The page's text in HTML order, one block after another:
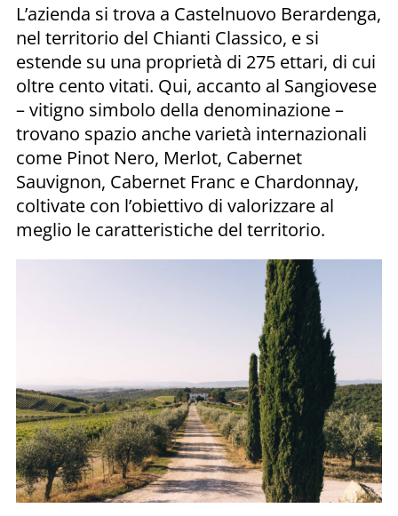
L’azienda si trova a Castelnuovo Berardenga,
nel territorio del Chianti Classico, e si
estende su una proprietà di 275 ettari, di cui
oltre cento vitati. Qui, accanto al Sangiovese
– vitigno simbolo della denominazione –
trovano spazio anche varietà internazionali
come Pinot Nero, Merlot, Cabernet
Sauvignon, Cabernet Franc e Chardonnay,
coltivate con l’obiettivo di valorizzare al
meglio le caratteristiche del territorio.